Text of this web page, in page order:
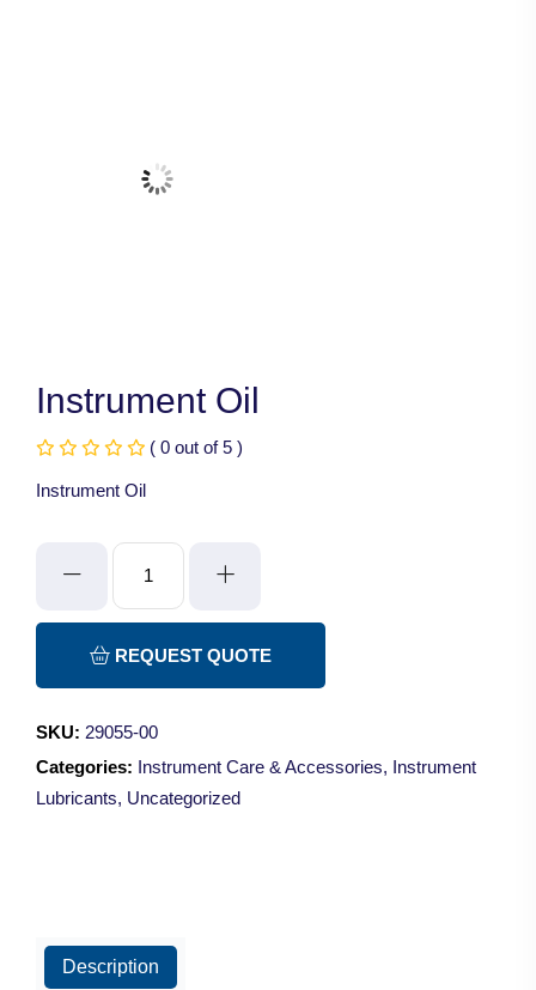
Instrument Oil
( 0 out of 5 )
Instrument Oil
Instrument
quantity
REQUEST QUOTE
SKU: 29055-00
Categories: Instrument Care & Accessories, Instrument
Lubricants, Uncategorized
Description